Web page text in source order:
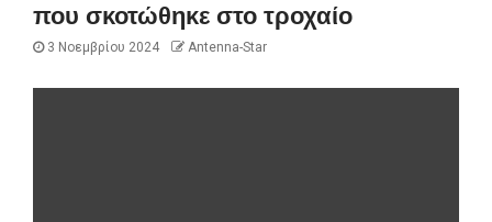
που σκοτώθηκε στο τροχαίο
3 Νοεμβρίου 2024 Antenna-Star